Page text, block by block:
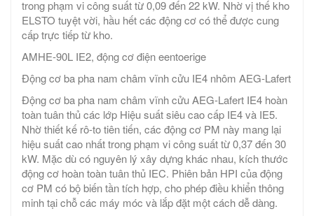
trong phạm vi công suất từ ​​0,09 đến 22 kW. Nhờ vị thế kho
ELSTO tuyệt vời, hầu hết các động cơ có thể được cung
cấp trực tiếp từ kho.
AMHE-90L IE2, động cơ điện eentoerige
Động cơ ba pha nam châm vĩnh cửu IE4 nhôm AEG-Lafert
Động cơ ba pha nam châm vĩnh cửu AEG-Lafert IE4 hoàn
toàn tuân thủ các lớp Hiệu suất siêu cao cấp IE4 và IE5.
Nhờ thiết kế rô-to tiên tiến, các động cơ PM này mang lại
hiệu suất cao nhất trong phạm vi công suất từ ​​0,37 đến 30
kW. Mặc dù có nguyên lý xây dựng khác nhau, kích thước
động cơ hoàn toàn tuân thủ IEC. Phiên bản HPI của động
cơ PM có bộ biến tần tích hợp, cho phép điều khiển thông
minh tại chỗ các máy móc và lắp đặt một cách dễ dàng.